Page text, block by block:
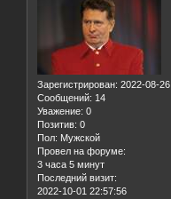
Зарегистрирован: 2022-08-26
Сообщений: 14
Уважение: 0
Позитив: 0
Пол: Мужской
Провел на форуме:
3 часа 5 минут
Последний визит:
2022-10-01 22:57:56